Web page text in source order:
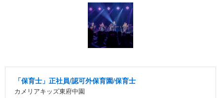
「保育士」正社員/認可外保育園/保育士
カメリアキッズ東府中園